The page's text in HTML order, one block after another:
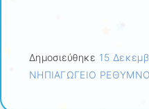
Δημοσιεύθηκε 15
ΝΗΠΙΑΓΩΓΕΙΟ